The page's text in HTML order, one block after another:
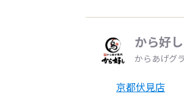
から好し
からあげグ
京都伏見店